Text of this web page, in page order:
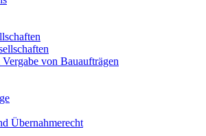
von Bauaufträgen
Übernahmerecht